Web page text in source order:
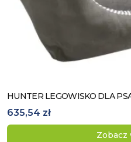
Zobacz produkt
HUNTER LEGOWISKO DLA
635,54 zł
Zobacz